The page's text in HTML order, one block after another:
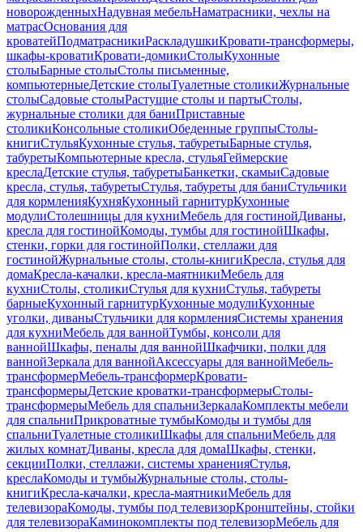
новорожденныхНадувная мебельНаматрасники, чехлы на
матрасОснования для
кроватейПодматрасникиРаскладушкиКровати-трансформеры,
шкафы-кроватиКровати-домикиСтолыКухонные
столыБарные столыСтолы письменные,
компьютерныеДетские столыТуалетные столикиЖурнальные
столыСадовые столыРастущие столы и партыСтолы,
журнальные столики для баниПриставные
столикиКонсольные столикиОбеденные группыСтолы-
книгиСтульяКухонные стулья, табуретыБарные стулья,
табуретыКомпьютерные кресла, стульяГеймерские
креслаДетские стулья, табуретыБанкетки, скамьиСадовые
кресла, стулья, табуретыСтулья, табуреты для баниСтульчики
для кормленияКухняКухонный гарнитурКухонные
модулиСтолешницы для кухниМебель для гостинойДиваны,
кресла для гостинойКомоды, тумбы для гостинойШкафы,
стенки, горки для гостинойПолки, стеллажи для
гостинойЖурнальные столы, столы-книгиКресла, стулья для
домаКресла-качалки, кресла-маятникиМебель для
кухниСтолы, столикиСтулья для кухниСтулья, табуреты
барныеКухонный гарнитурКухонные модулиКухонные
уголки, диваныСтульчики для кормленияСистемы хранения
для кухниМебель для ваннойТумбы, консоли для
ваннойШкафы, пеналы для ваннойШкафчики, полки для
ваннойЗеркала для ваннойАксессуары для ваннойМебель-
трансформерМебель-трансформерКровати-
трансформерыДетские кроватки-трансформерыСтолы-
трансформерыМебель для спальниЗеркалаКомплекты мебели
для спальниПрикроватные тумбыКомоды и тумбы для
спальниТуалетные столикиШкафы для спальниМебель для
жилых комнатДиваны, кресла для домаШкафы, стенки,
секцииПолки, стеллажи, системы храненияСтулья,
креслаКомоды и тумбыЖурнальные столы, столы-
книгиКресла-качалки, кресла-маятникиМебель для
телевизораКомоды, тумбы под телевизорКронштейны, стойки
для телевизораКаминокомплекты под телевизорМебель для